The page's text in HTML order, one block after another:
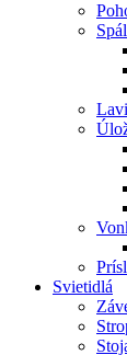
Svietidlá